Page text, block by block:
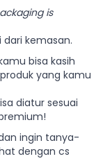
is
kemasan.
bisa kasih
yang kamu
diatur sesuai
ingin tanya-
dengan cs